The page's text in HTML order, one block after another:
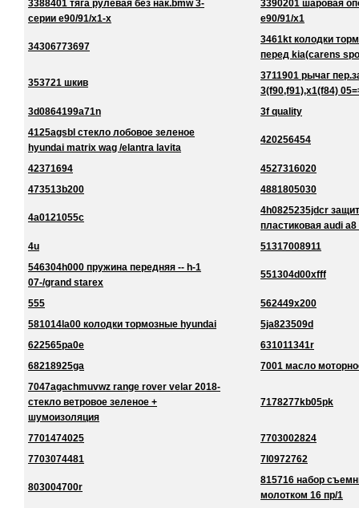
3388401 тяга рулевая без нак.bmw 3-
серии e90/91/x1-x
3390201 шаровая
e90/91/x1
34306773697
3461kt колодки
перед kia(carens
353721 шкив
3711901 рычаг
3(f90,f91),x1(f84)
3d0864199a71n
3f quality
4125agsbl стекло лобовое зеленое
hyundai matrix wag /elantra lavita
420256454
42371694
4527316020
473513b200
4881805030
4a0121055c
4h0825235jdcr
пластиковая audi
4u
51317008911
546304h000 пружина передняя -- h-1
07-/grand starex
551304d00xfff
555
562449x200
581014la00 колодки тормозные hyundai
5ja823509d
622565pa0e
631011341r
68218925ga
7001 масло
7047agachmuvwz range rover velar 2018-
стекло ветровое зеленое +
шумоизоляция
7178277kb05pk
7701474025
7703002824
7703074481
7l0972762
803004700r
815716 набор
молотком 16 пр/1